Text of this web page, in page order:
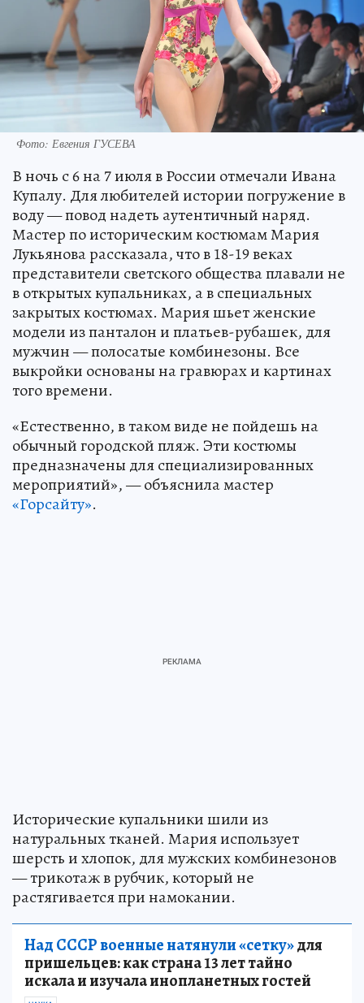
Фото: Евгения ГУСЕВА
В ночь с 6 на 7 июля в России отмечали Ивана
Купалу. Для любителей истории погружение в
воду — повод надеть аутентичный наряд.
Мастер по историческим костюмам Мария
Лукьянова рассказала, что в 18-19 веках
представители светского общества плавали не
в открытых купальниках, а в специальных
закрытых костюмах. Мария шьет женские
модели из панталон и платьев-рубашек, для
мужчин — полосатые комбинезоны. Все
выкройки основаны на гравюрах и картинах
того времени.
«Естественно, в таком виде не пойдешь на
обычный городской пляж. Эти костюмы
предназначены для специализированных
мероприятий», — объяснила мастер
«Горсайту».
Исторические купальники шили из
натуральных тканей. Мария использует
шерсть и хлопок, для мужских комбинезонов
— трикотаж в рубчик, который не
растягивается при намокании.
Над СССР военные натянули «сетку»для
пришельцев: как страна 13 лет тайно
искала и изучала инопланетных гостей